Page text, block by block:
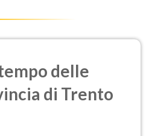
delle
di Trento